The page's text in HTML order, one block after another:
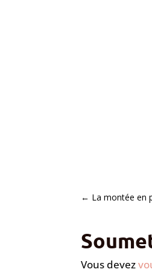
← La montée en
Vous devez